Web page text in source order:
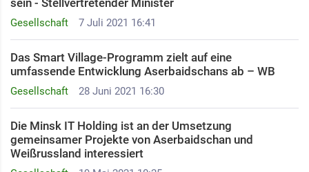
Gesellschaft 7 Juli 2021 16:41
sein - Stellvertretender Minister
Gesellschaft 28 Juni 2021 16:30
Das Smart Village-Programm zielt auf eine
umfassende Entwicklung Aserbaidschans ab – WB
Die Minsk IT Holding ist an der Umsetzung
gemeinsamer Projekte von Aserbaidschan und
Weißrussland interessiert